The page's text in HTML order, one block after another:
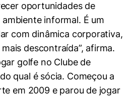
oportunidades de
informal. É um
com dinâmica corporativa,
descontraída”, afirma.
golfe no Clube de
qual é sócia. Começou a
em 2009 e parou de jogar